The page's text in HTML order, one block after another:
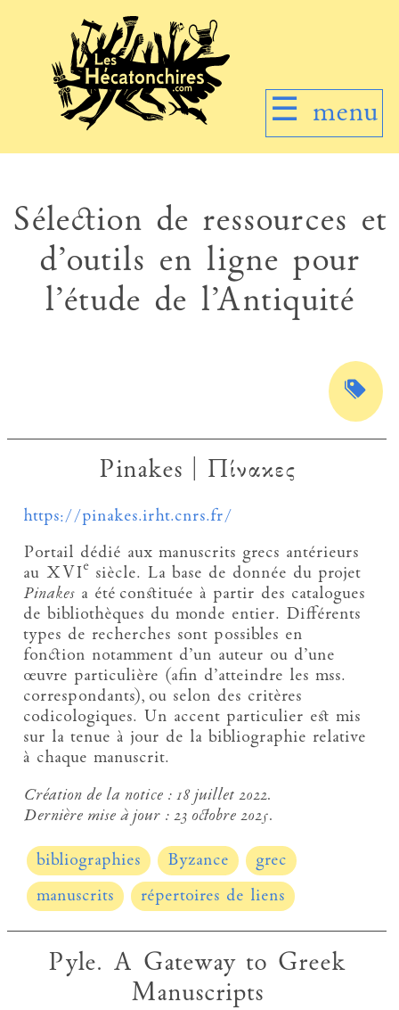
☰ menu
Sélection de ressources et
d’outils en ligne pour
l’étude de l’Antiquité
Pinakes | Πίνακες
https://pinakes.irht.cnrs.fr/
Portail dédié aux manuscrits grecs antérieurs
au XVIe siècle. La base de donnée du projet
Pinakes a été constituée à partir des catalogues
de bibliothèques du monde entier. Différents
types de recherches sont possibles en
fonction notamment d’un auteur ou d’une
œuvre particulière (afin d’atteindre les mss.
correspondants), ou selon des critères
codicologiques. Un accent particulier est mis
sur la tenue à jour de la bibliographie relative
à chaque manuscrit.
Création de la notice :18 juillet 2022.
Dernière mise à jour :23 octobre 2025.
bibliographies Byzance
grec
manuscrits
répertoires de liens
Pyle. A Gateway to Greek
Manuscripts